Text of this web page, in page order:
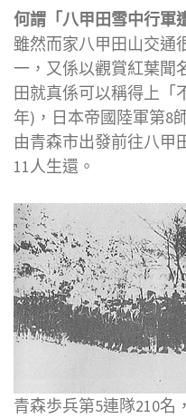
何謂「八甲田雪中行軍
雖然而家八甲田山交通
一，又係以觀賞紅葉聞
田就真係可以稱得上「
年)，日本帝國陸軍第8
由青森市出發前往八甲
11人生還。
青森歩兵第5連隊210名